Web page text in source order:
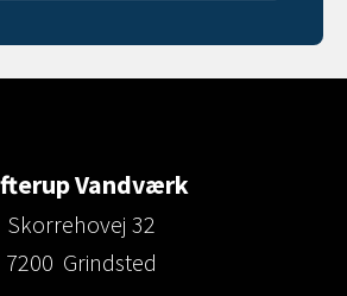
Vandværk
Skorrehovej 32
7200 Grindsted